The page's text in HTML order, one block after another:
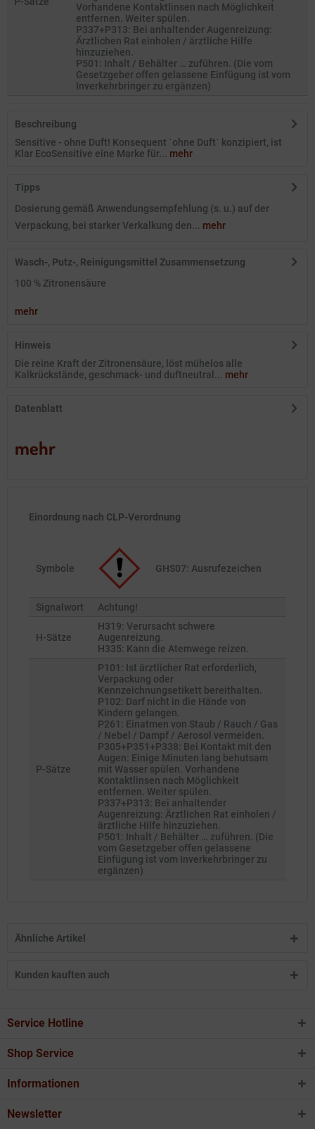
Vorhandene Kontaktlinsen nach Möglichkeit
entfernen. Weiter spülen.
P337+P313: Bei anhaltender Augenreizung:
Ärztlichen Rat einholen / ärztliche Hilfe
hinzuziehen.
P501: Inhalt / Behälter … zuführen. (Die vom
Gesetzgeber offen gelassene Einfügung ist vom
Inverkehrbringer zu ergänzen)
Beschreibung
Sensitive - ohne Duft! Konsequent ´ohne Duft´ konzipiert, ist
Klar EcoSensitive eine Marke für... mehr
Tipps
Dosierung gemäß Anwendungsempfehlung (s. u.) auf der
Verpackung, bei starker Verkalkung den... mehr
Wasch-, Putz-, Reinigungsmittel Zusammensetzung
100 % Zitronensäure
mehr
Hinweis
Die reine Kraft der Zitronensäure, löst mühelos alle
Kalkrückstände, geschmack- und duftneutral... mehr
Datenblatt
mehr
Einordnung nach CLP-Verordnung
Symbole GHS07: Ausrufezeichen
Signalwort Achtung!
H-Sätze
H319: Verursacht schwere
Augenreizung.
H335: Kann die Atemwege reizen.
P-Sätze
P101: Ist ärztlicher Rat erforderlich,
Verpackung oder
Kennzeichnungsetikett bereithalten.
P102: Darf nicht in die Hände von
Kindern gelangen.
P261: Einatmen von Staub / Rauch / Gas
/ Nebel / Dampf / Aerosol vermeiden.
P305+P351+P338: Bei Kontakt mit den
Augen: Einige Minuten lang behutsam
mit Wasser spülen. Vorhandene
Kontaktlinsen nach Möglichkeit
entfernen. Weiter spülen.
P337+P313: Bei anhaltender
Augenreizung: Ärztlichen Rat einholen /
ärztliche Hilfe hinzuziehen.
P501: Inhalt / Behälter … zuführen. (Die
vom Gesetzgeber offen gelassene
Einfügung ist vom Inverkehrbringer zu
ergänzen)
Ähnliche Artikel
Kunden kauften auch
Service Hotline
Shop Service
Informationen
Newsletter